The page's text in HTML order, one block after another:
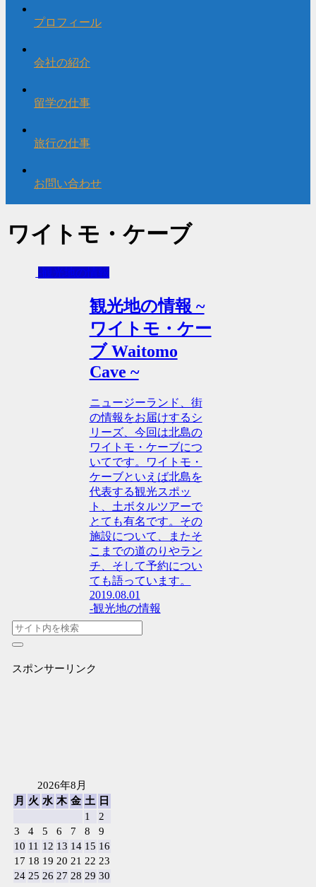
プロフィール
会社の紹介
留学の仕事
旅行の仕事
お問い合わせ
ワイトモ・ケーブ
-観光地の情報
観光地の情報 ~
ワイトモ・ケー
ブ Waitomo
Cave ~
ニュージーランド、街
の情報をお届けするシ
リーズ、今回は北島の
ワイトモ・ケーブにつ
いてです。ワイトモ・
ケーブといえば北島を
代表する観光スポッ
ト、土ボタルツアーで
とても有名です。その
施設について、またそ
こまでの道のりやラン
チ、そして予約につい
ても語っています。
2019.08.01
-観光地の情報
スポンサーリンク
2026年8月
月
火 水 木 金 土
日
1
2
3
4 5 6 7 8
9
10 11 12 13 14 15 16
17 18 19 20 21 22 23
24 25 26 27 28 29 30